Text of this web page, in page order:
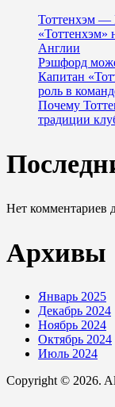
Тоттенхэм —
«Тоттенхэм»
Англии
Рэшфорд
Капитан
роль в
Почему
традиции
Нет комментариев
Архивы
Январь 2025
Декабрь 2024
Ноябрь 2024
Октябрь 2024
Июль 2024
Copyright © 2026.